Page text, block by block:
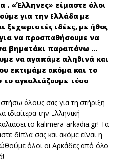
. «Έλληνες» είμαστε όλοι
για την Ελλάδα με
ξεχωριστές ιδέες, με ήθος
να προσπαθήσουμε να
βηματάκι παραπάνω ...
να αγαπάμε αληθινά και
εκτιμάμε ακόμα και το
το αγκαλιάζουμε τόσο
όλους σας για τη στήριξη
ιδιαίτερα την Ελληνική
το kalimera-arkadia.gr! Τα
δίπλα σας και ακόμα είναι η
όλοι οι Αρκάδες από όλο